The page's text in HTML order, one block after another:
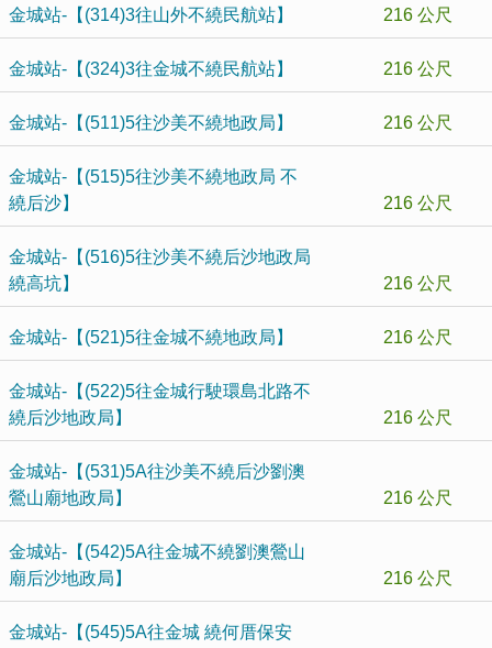
金城站-【(314)3往山外不繞民航站】 216 公尺
金城站-【(324)3往金城不繞民航站】 216 公尺
金城站-【(511)5往沙美不繞地政局】 216 公尺
金城站-【(515)5往沙美不繞地政局 不
繞后沙】
216 公尺
金城站-【(516)5往沙美不繞后沙地政局
繞高坑】
216 公尺
金城站-【(521)5往金城不繞地政局】 216 公尺
金城站-【(522)5往金城行駛環島北路不
繞后沙地政局】
216 公尺
金城站-【(531)5A往沙美不繞后沙劉澳
鶯山廟地政局】
216 公尺
金城站-【(542)5A往金城不繞劉澳鶯山
廟后沙地政局】
216 公尺
金城站-【(545)5A往金城 繞何厝保安